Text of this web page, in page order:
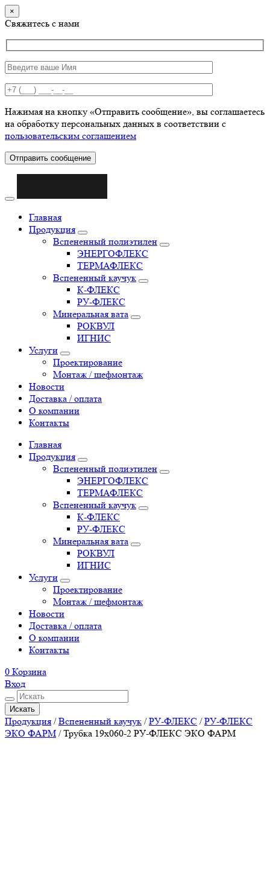
×
Свяжитесь с нами
Нажимая на кнопку «Отправить сообщение», вы соглашаетесь
на обработку персональных данных в соответствии с
пользовательским соглашением
Отправить сообщение
Главная
Продукция
Вспененный полиэтилен
ЭНЕРГОФЛЕКС
ТЕРМАФЛЕКС
Вспененный каучук
К-ФЛЕКС
РУ-ФЛЕКС
Минеральная вата
РОКВУЛ
ИГНИС
Услуги
Проектирование
Монтаж / шефмонтаж
Новости
Доставка / оплата
О компании
Контакты
Главная
Продукция
Вспененный полиэтилен
ЭНЕРГОФЛЕКС
ТЕРМАФЛЕКС
Вспененный каучук
К-ФЛЕКС
РУ-ФЛЕКС
Минеральная вата
РОКВУЛ
ИГНИС
Услуги
Проектирование
Монтаж / шефмонтаж
Новости
Доставка / оплата
О компании
Контакты
0 Корзина
Вход
Искать
Продукция /Вспененный каучук /РУ-ФЛЕКС /РУ-ФЛЕКС
ЭКО ФАРМ /Трубка 19х060-2 РУ-ФЛЕКС ЭКО ФАРМ